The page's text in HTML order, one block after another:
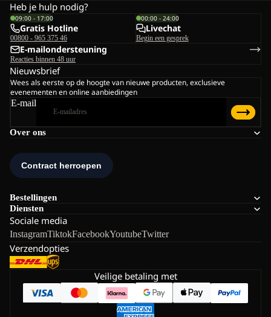
Over ons
Bestellingen
Diensten
Sociale media
InstagramTiktokFacebookYoutubeTwitter
Verzendopties
Heb je hulp nodig?
09:00 - 17:00
Gratis Hotline
00800 - 965 375 46
00:00 - 24:00
Livechat
Begin een gesprek
E-mailondersteuning
Reacties binnen 48 uur
Nieuwsbrief
Wees als eerste op de hoogte van nieuwe producten, exclusieve
evenementen en online aanbiedingen
E-mail
Veilige betaling met